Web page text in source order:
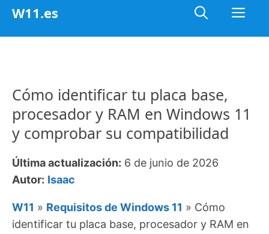
Saltar
W11.es
Cómo identificar tu placa base,
procesador y RAM en Windows 11
y comprobar su compatibilidad
Última actualización: 6 de junio de 2026
Autor: Isaac
W11 » Requisitos de Windows 11 » Cómo
identificar tu placa base, procesador y RAM en